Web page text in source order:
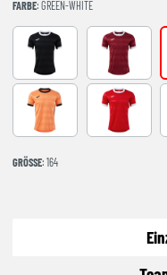
FARBE: GREEN-WHITE
BLACK-WHITE BURGUNDY
ORANGE-BLACK RED-WHITE
GRÖSSE : 164